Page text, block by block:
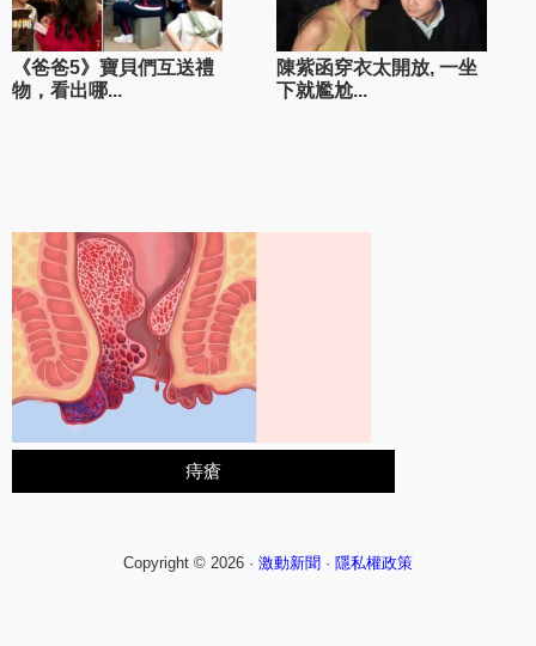
《爸爸5》寶貝們互送禮
物，看出哪...
陳紫函穿衣太開放, 一坐
下就尷尬...
痔瘡
Copyright © 2026 · 激動新聞 · 隱私權政策